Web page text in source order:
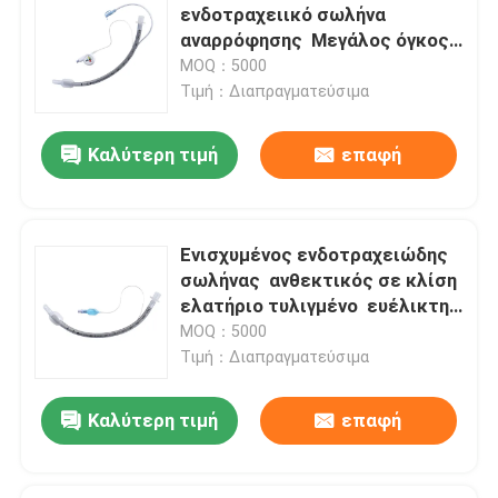
Κατατήρες OEM
ενδοτραχειικό σωλήνα
αναρρόφησης ️ Μεγάλος όγκος
μανσέτας χαμηλής πίεσης ️
Σχεδιασμός νευροχειρουργικής
MOQ：5000
Τιμή：Διαπραγματεύσιμα
Καλύτερη τιμή επαφή
Ενισχυμένος ενδοτραχειώδης
σωλήνας ️ ανθεκτικός σε κλίση
ελατήριο τυλιγμένο ️ ευέλικτη
θέση ασθενούς ️ ιατρικό PVC
χωρίς DEHP
MOQ：5000
Τιμή：Διαπραγματεύσιμα
Καλύτερη τιμή επαφή